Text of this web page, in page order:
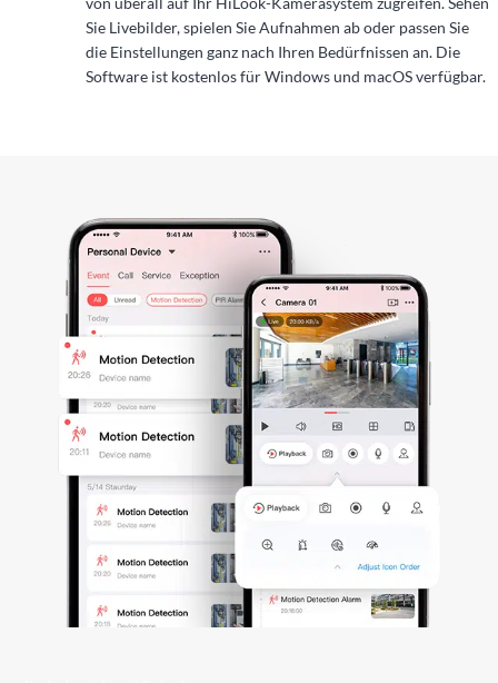
Sie Livebilder, spielen Sie Aufnahmen ab oder passen Sie
die Einstellungen ganz nach Ihren Bedürfnissen an. Die
Software ist kostenlos für Windows und macOS verfügbar.